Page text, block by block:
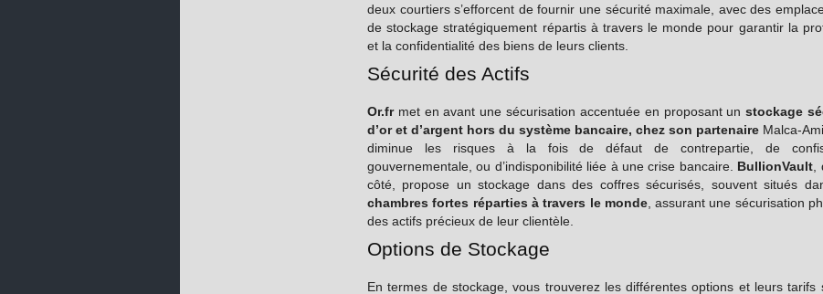
deux courtiers s’efforcent de fournir une sécurité maximale, avec des
de stockage stratégiquement répartis à travers le monde pour garantir la
et la confidentialité des biens de leurs clients.
Sécurité des Actifs
Or.frmet en avant une sécurisation accentuée en proposant unstockage
d’or et d’argent hors du système bancaire, chez son partenaire Malca-
diminue les risques à la fois de défaut de contrepartie, de
gouvernementale, ou d’indisponibilité liée à une crise bancaire. BullionVault
côté, propose un stockage dans des coffres sécurisés, souvent situés
chambres fortes réparties à travers le monde, assurant une sécurisation
des actifs précieux de leur clientèle.
Options de Stockage
En termes de stockage, vous trouverez les différentes options et leurs tarifs